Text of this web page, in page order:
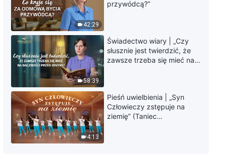
1:42:30
Film chrześcijański | „Czas
zmiany” Czy znasz drogę do
królestwa niebieskiego?
(Dubbing PL)
2:02:03
Chrześcijański film familijny |
„Dziecko, wróć do domu” Bóg
ocalił dziecko od uzależnienia od
internetu (Dubbing PL)
3:16:27
Film chrześcijański | „Wyzwól
się z sideł” Przejrzyj plotki na
wylot i powitaj Pana Jezusa
(Dubbing PL)
42:29
przywódcą?”
58:39
Świadectwo wiary | „Czy
słusznie jest twierdzić, że
zawsze trzeba się mieć na
4:13
Pieśń uwielbienia | „Syn
Człowieczy zstępuje na
ziemię” (Taniec